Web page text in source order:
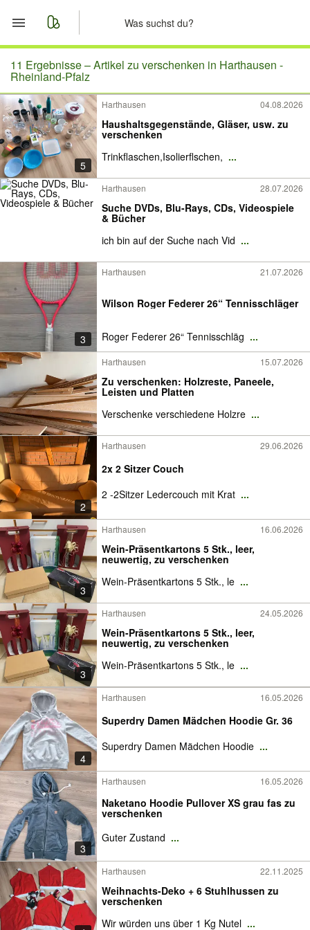
Start
Merkliste
Nachrichten
Anzeige aufgeben
11 Ergebnisse –Artikel zu verschenken in Harthausen -
Rheinland-Pfalz
5
Harthausen 04.08.2026
Haushaltsgegenstände, Gläser, usw. zu
verschenken
Trinkflaschen,Isolierflschen, ...
Harthausen 28.07.2026
Suche DVDs, Blu-Rays, CDs, Videospiele
& Bücher
ich bin auf der Suche nach Vid ...
3
Harthausen 21.07.2026
Wilson Roger Federer 26“ Tennisschläger
Roger Federer 26“ Tennisschläg ...
Harthausen 15.07.2026
Zu verschenken: Holzreste, Paneele,
Leisten und Platten
Verschenke verschiedene Holzre ...
2
Harthausen 29.06.2026
2x 2 Sitzer Couch
2 -2Sitzer Ledercouch mit Krat ...
3
Harthausen 16.06.2026
Wein-Präsentkartons 5 Stk., leer,
neuwertig, zu verschenken
Wein-Präsentkartons 5 Stk., le ...
3
Harthausen 24.05.2026
Wein-Präsentkartons 5 Stk., leer,
neuwertig, zu verschenken
Wein-Präsentkartons 5 Stk., le ...
4
Harthausen 16.05.2026
Superdry Damen Mädchen Hoodie Gr. 36
Superdry Damen Mädchen Hoodie ...
3
Harthausen 16.05.2026
Naketano Hoodie Pullover XS grau fas zu
verschenken
Guter Zustand ...
Harthausen 22.11.2025
Weihnachts-Deko + 6 Stuhlhussen zu
verschenken
Wir würden uns über 1 Kg Nutel ...